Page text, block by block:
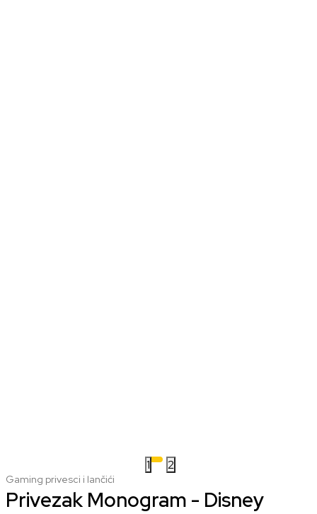
1 2
Gaming privesci i lančići
Privezak Monogram - Disney